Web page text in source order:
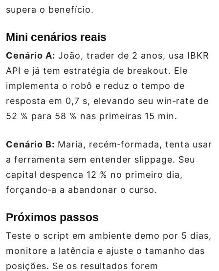
supera o benefício.
Mini cenários reais
Cenário A: João, trader de 2 anos, usa IBKR
API e já tem estratégia de breakout. Ele
implementa o robô e reduz o tempo de
resposta em 0,7 s, elevando seu win‑rate de
52 % para 58 % nas primeiras 15 min.
Cenário B: Maria, recém‑formada, tenta usar
a ferramenta sem entender slippage. Seu
capital despenca 12 % no primeiro dia,
forçando‑a a abandonar o curso.
Próximos passos
Teste o script em ambiente demo por 5 dias,
monitore a latência e ajuste o tamanho das
posições. Se os resultados forem